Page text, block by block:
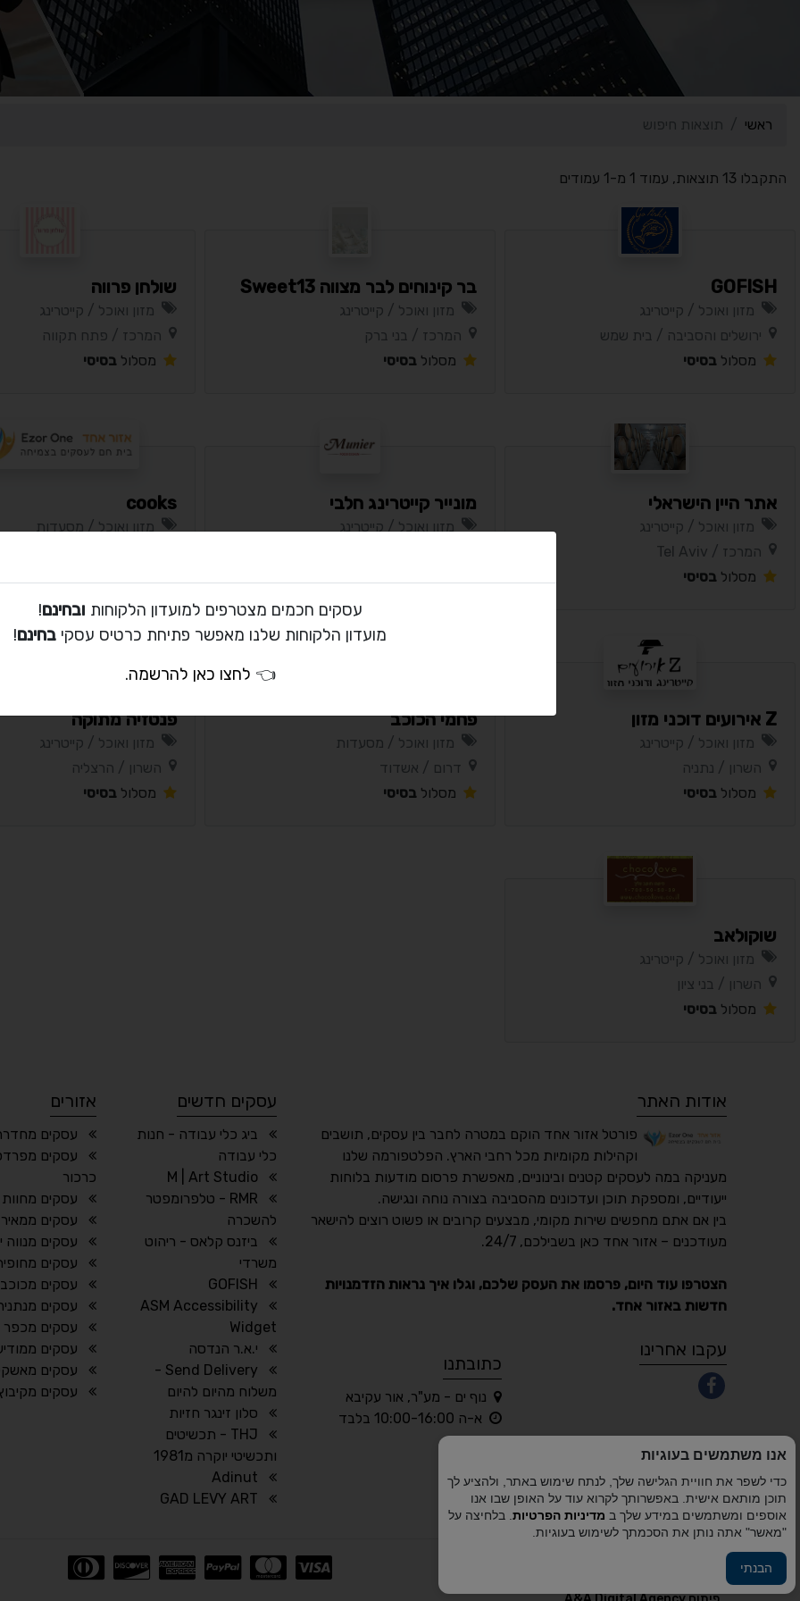
ראשי תוצאות חיפוש
התקבלו 13 תוצאות, עמוד 1 מ-1 עמודים
GOFISH
מזון ואוכל / קייטרינג
ירושלים והסביבה / בית שמש
מסלול בסיסי
בר קינוחים לבר מצווה Sweet13
מזון ואוכל / קייטרינג
המרכז / בני ברק
מסלול בסיסי
שולחן פרווה
מזון ואוכל / קייטרינג
המרכז / פתח תקווה
מסלול בסיסי
אתר היין הישראלי
מזון ואוכל / קייטרינג
המרכז / Tel Aviv
מסלול בסיסי
מונייר קייטרינג חלבי
מזון ואוכל / קייטרינג
cooks
מזון ואוכל / מסעדות
Z אירועים דוכני מזון
מזון ואוכל / קייטרינג
השרון / נתניה
מסלול בסיסי
פחמי הכוכב
מזון ואוכל / מסעדות
דרום / אשדוד
מסלול בסיסי
פנטזיה מתוקה
מזון ואוכל / קייטרינג
השרון / הרצליה
מסלול בסיסי
שוקולאב
מזון ואוכל / קייטרינג
השרון / בני ציון
מסלול בסיסי
אודות האתר
פורטל אזור אחד הוקם במטרה לחבר בין עסקים, תושבים
וקהילות מקומיות מכל רחבי הארץ. הפלטפורמה שלנו
מעניקה במה לעסקים קטנים ובינוניים, מאפשרת פרסום מודעות בלוחות
ייעודיים, ומספקת תוכן ועדכונים מהסביבה בצורה נוחה ונגישה.
בין אם אתם מחפשים שירות מקומי, מבצעים קרובים או פשוט רוצים להישאר
מעודכנים – אזור אחד כאן בשבילכם, 24/7.
הצטרפו עוד היום, פרסמו את העסק שלכם, וגלו איך נראות הזדמנויות
חדשות באזור אחד.
עקבו אחרינו
כתובתנו
נוף ים - מע"ר, אור עקיבא
א-ה 10:00-16:00 בלבד
עסקים חדשים
ביג כלי עבודה - חנות
כלי עבודה
M | Art Studio
RMR - טלפרומפטר
להשכרה
ביזנס קלאס - ריהוט
משרדי
ASM Accessibility
Widget
י.א.ר הנדסה
Send Delivery -
משלוח מהיום להיום
סלון זינגר חזיות
THJ - תכשיטים
ותכשיטי יוקרה מ1981
אזורים
עסקים
עסקים
כרכור
עסקים
עסקים
עסקים מנווה
עסקים
עסקים מכוכב
עסקים
עסקים מכפר
עסקים
עסקים
עסקים
אנו משתמשים בעוגיות
כדי לשפר את חוויית הגלישה שלך, לנתח שימוש באתר, ולהציע לך
תוכן מותאם אישית. באפשרותך לקרוא עוד על האופן שבו אנו
אוספים ומשתמשים במידע שלך ב מדיניות הפרטיות . בלחיצה על
"מאשר" אתה נותן את הסכמתך לשימוש בעוגיות.
הבנתי
עסקים חכמים מצטרפים למועדון הלקוחות ובחינם!
מועדון הלקוחות שלנו מאפשר פתיחת כרטיס עסקי בחינם!
👈 לחצו כאן להרשמה.